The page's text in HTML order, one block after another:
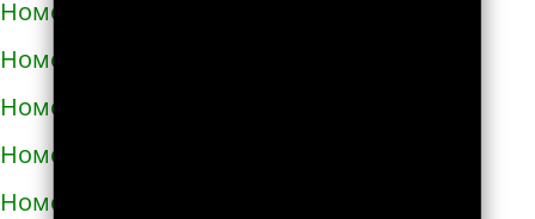
Номера телефонов такси в Дублянах
Номера телефонов такси в Дубно
Номера телефонов такси в Дунаевцах
Номера телефонов такси в Жашкове
Номера телефонов такси в Жёлтых водах